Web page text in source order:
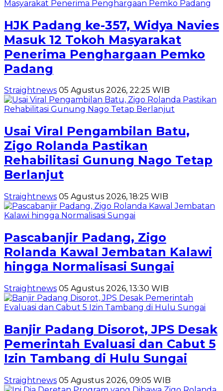
HJK Padang ke-357, Widya Navies
Masuk 12 Tokoh Masyarakat
Penerima Penghargaan Pemko
Padang
Straightnews 05 Agustus 2026, 22:25 WIB
Usai Viral Pengambilan Batu,
Zigo Rolanda Pastikan
Rehabilitasi Gunung Nago Tetap
Berlanjut
Straightnews 05 Agustus 2026, 18:25 WIB
Pascabanjir Padang, Zigo
Rolanda Kawal Jembatan Kalawi
hingga Normalisasi Sungai
Straightnews 05 Agustus 2026, 13:30 WIB
Banjir Padang Disorot, JPS Desak
Pemerintah Evaluasi dan Cabut 5
Izin Tambang di Hulu Sungai
Straightnews 05 Agustus 2026, 09:05 WIB